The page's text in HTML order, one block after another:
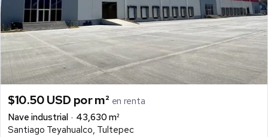
$10.50 USD por m² en renta
Nave industrial
43,630 m²
Santiago Teyahualco, Tultepec